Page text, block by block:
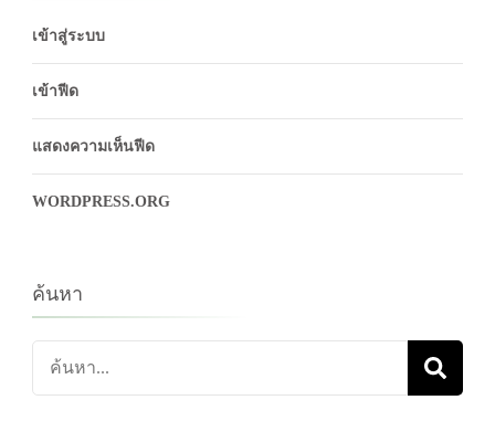
เข้าสู่ระบบ
เข้าฟีด
แสดงความเห็นฟีด
WORDPRESS.ORG
ค้นหา
ค้นหา
เกี่ยว